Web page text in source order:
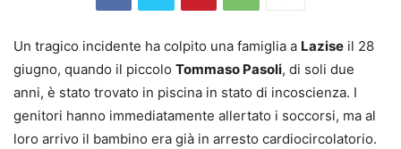
Un tragico incidente ha colpito una famiglia a Lazise il 28
giugno, quando il piccolo Tommaso Pasoli, di soli due
anni, è stato trovato in piscina in stato di incoscienza. I
genitori hanno immediatamente allertato i soccorsi, ma al
loro arrivo il bambino era già in arresto cardiocircolatorio.